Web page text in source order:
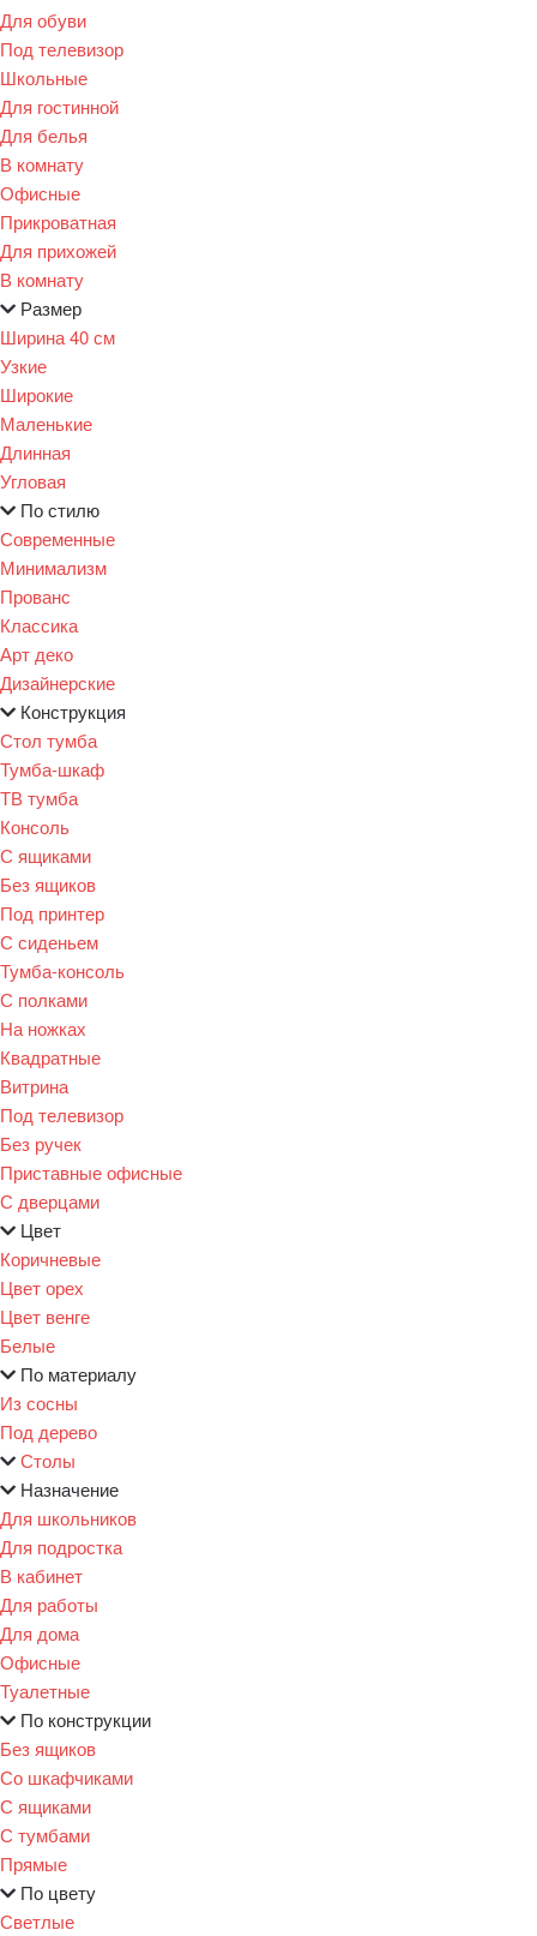
Для обуви
Под телевизор
Школьные
Для гостинной
Для белья
В комнату
Офисные
Прикроватная
Для прихожей
В комнату
Размер
Ширина 40 см
Узкие
Широкие
Маленькие
Длинная
Угловая
По стилю
Современные
Минимализм
Прованс
Классика
Арт деко
Дизайнерские
Конструкция
Стол тумба
Тумба-шкаф
ТВ тумба
Консоль
С ящиками
Без ящиков
Под принтер
С сиденьем
Тумба-консоль
С полками
На ножках
Квадратные
Витрина
Под телевизор
Без ручек
Приставные офисные
С дверцами
Цвет
Коричневые
Цвет орех
Цвет венге
Белые
По материалу
Из сосны
Под дерево
Столы
Назначение
Для школьников
Для подростка
В кабинет
Для работы
Для дома
Офисные
Туалетные
По конструкции
Без ящиков
Со шкафчиками
С ящиками
С тумбами
Прямые
По цвету
Светлые